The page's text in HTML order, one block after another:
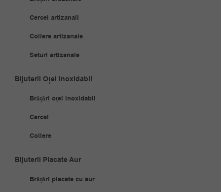
Cercei artizanali
Coliere artizanale
Seturi artizanale
Bijuterii Oțel Inoxidabil
Brățări oțel inoxidabil
Cercei
Coliere
Bijuterii Placate Aur
Brățări placate cu aur